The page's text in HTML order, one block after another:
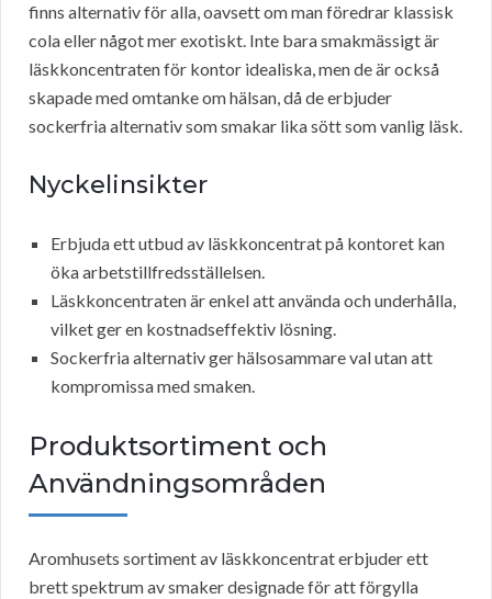
finns alternativ för alla, oavsett om man föredrar klassisk
cola eller något mer exotiskt. Inte bara smakmässigt är
läskkoncentraten för kontor idealiska, men de är också
skapade med omtanke om hälsan, då de erbjuder
sockerfria alternativ som smakar lika sött som vanlig läsk.
Nyckelinsikter
Erbjuda ett utbud av läskkoncentrat på kontoret kan
öka arbetstillfredsställelsen.
Läskkoncentraten är enkel att använda och underhålla,
vilket ger en kostnadseffektiv lösning.
Sockerfria alternativ ger hälsosammare val utan att
kompromissa med smaken.
Produktsortiment och
Användningsområden
Aromhusets sortiment av läskkoncentrat erbjuder ett
brett spektrum av smaker designade för att förgylla